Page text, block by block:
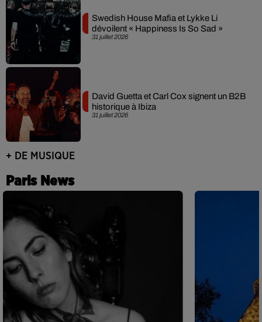
31 juillet 2026
Swedish House Mafia et Lykke Li
dévoilent « Happiness Is So Sad »
31 juillet 2026
David Guetta et Carl Cox signent un B2B
historique à Ibiza
+ DE MUSIQUE
Paris News